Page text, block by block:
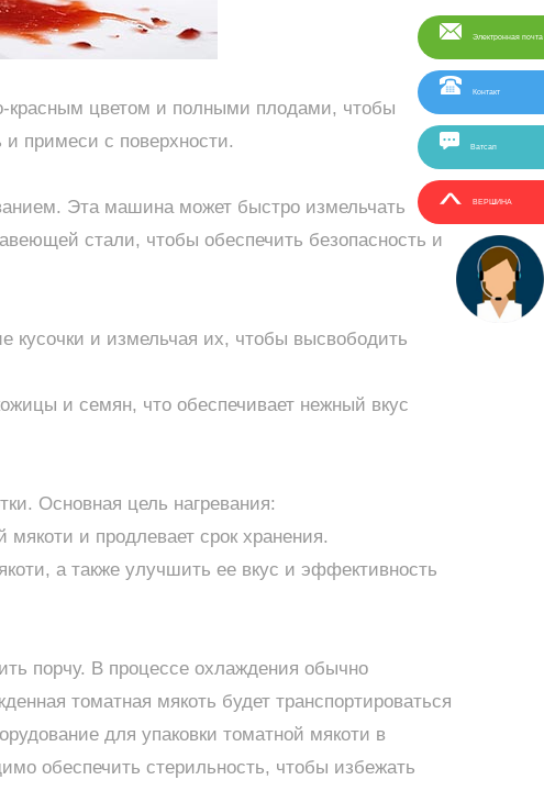
красным цветом и полными плодами, чтобы
примеси с поверхности.
Эта машина может быстро измельчать
стали, чтобы обеспечить безопасность и
кусочки и измельчая их, чтобы высвободить
и семян, что обеспечивает нежный вкус
Основная цель нагревания:
и продлевает срок хранения.
а также улучшить ее вкус и эффективность
порчу. В процессе охлаждения обычно
томатная мякоть будет транспортироваться
для упаковки томатной мякоти в
обеспечить стерильность, чтобы избежать
Электронная почта
Контакт
Ватсап
ВЕРШИНА